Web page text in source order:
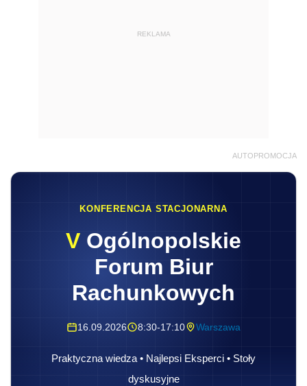
REKLAMA
AUTOPROMOCJA
KONFERENCJA STACJONARNA
V Ogólnopolskie
Forum Biur
Rachunkowych
16.09.2026 8:30-17:10 Warszawa
Praktyczna wiedza • Najlepsi Eksperci • Stoły
dyskusyjne